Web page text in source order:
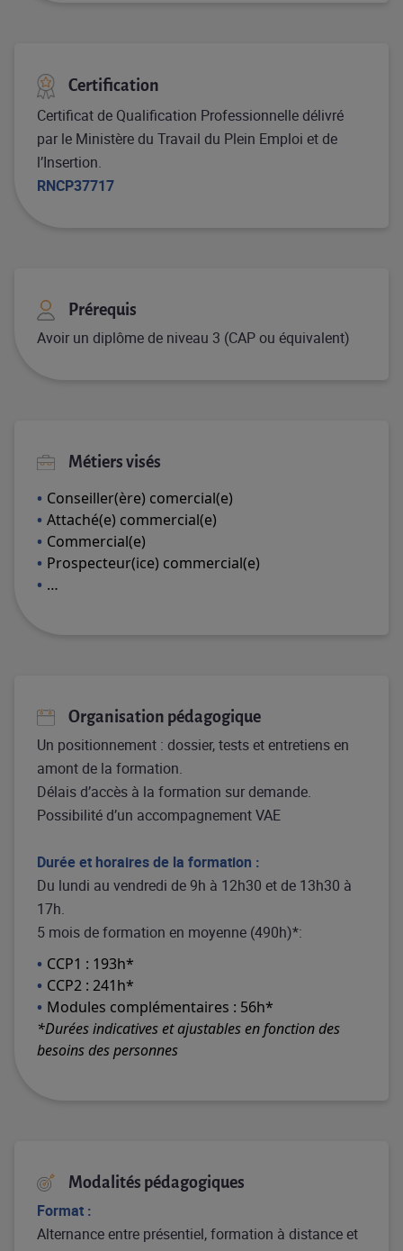
Certification
Certificat de Qualification Professionnelle délivré
par le Ministère du Travail du Plein Emploi et de
l’Insertion.
RNCP37717
Prérequis
Avoir un diplôme de niveau 3 (CAP ou équivalent)
Métiers visés
Conseiller(ère) comercial(e)
Attaché(e) commercial(e)
Commercial(e)
Prospecteur(ice) commercial(e)
…
Organisation pédagogique
Un positionnement : dossier, tests et entretiens en
amont de la formation.
Délais d’accès à la formation sur demande.
Possibilité d’un accompagnement VAE
Durée et horaires de la formation :
Du lundi au vendredi de 9h à 12h30 et de 13h30 à
17h.
5 mois de formation en moyenne (490h)*:
CCP1 : 193h*
CCP2 : 241h*
Modules complémentaires : 56h*
*Durées indicatives et ajustables en fonction des
besoins des personnes
Modalités pédagogiques
Format :
Alternance entre présentiel, formation à distance et